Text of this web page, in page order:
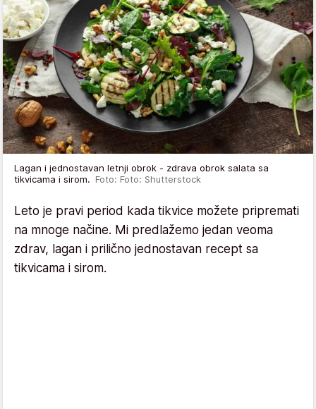
Lagan i jednostavan letnji obrok - zdrava obrok salata sa
tikvicama i sirom. Foto: Foto: Shutterstock
Leto je pravi period kada tikvice možete pripremati
na mnoge načine. Mi predlažemo jedan veoma
zdrav, lagan i prilično jednostavan recept sa
tikvicama i sirom.